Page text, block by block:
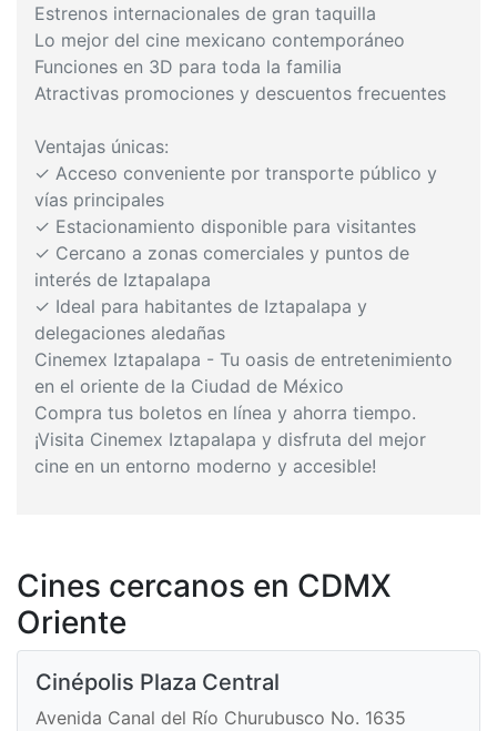
Estrenos internacionales de gran taquilla
Lo mejor del cine mexicano contemporáneo
Funciones en 3D para toda la familia
Atractivas promociones y descuentos frecuentes
Ventajas únicas:
✓ Acceso conveniente por transporte público y
vías principales
✓ Estacionamiento disponible para visitantes
✓ Cercano a zonas comerciales y puntos de
interés de Iztapalapa
✓ Ideal para habitantes de Iztapalapa y
delegaciones aledañas
Cinemex Iztapalapa - Tu oasis de entretenimiento
en el oriente de la Ciudad de México
Compra tus boletos en línea y ahorra tiempo.
¡Visita Cinemex Iztapalapa y disfruta del mejor
cine en un entorno moderno y accesible!
Cines cercanos en CDMX
Oriente
Cinépolis Plaza Central
Avenida Canal del Río Churubusco No. 1635